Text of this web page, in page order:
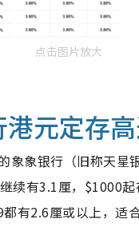
点击图片放大
元定存
象象银行（旧称天星
续有3.1厘，$1000
有2.6厘或以上，适